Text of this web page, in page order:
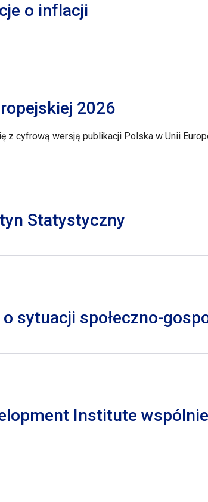
o inflacji
2026
z cyfrową wersją publikacji Polska w Unii
Statystyczny
sytuacji społeczno-
Institute